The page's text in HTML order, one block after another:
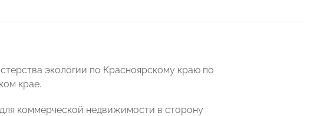
экологии по Красноярскому краю по
крае.
коммерческой недвижимости в сторону